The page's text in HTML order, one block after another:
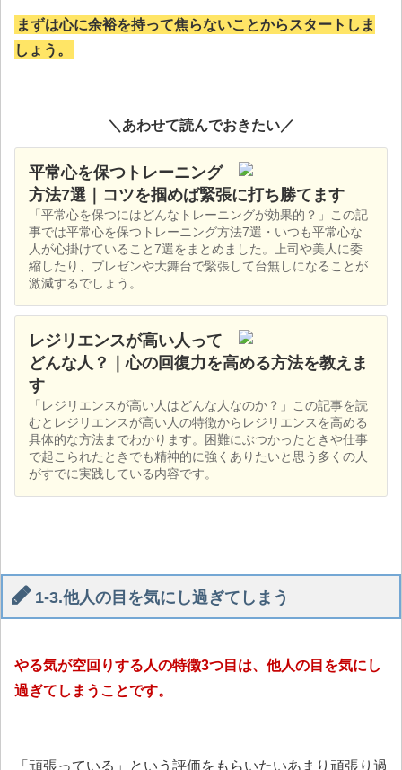
まずは心に余裕を持って焦らないことからスタートしま
しょう。
＼あわせて読んでおきたい／
平常心を保つトレーニング
方法7選｜コツを掴めば緊張に打ち勝てます
「平常心を保つにはどんなトレーニングが効果的？」この記
事では平常心を保つトレーニング方法7選・いつも平常心な
人が心掛けていること7選をまとめました。上司や美人に委
縮したり、プレゼンや大舞台で緊張して台無しになることが
激減するでしょう。
レジリエンスが高い人って
どんな人？｜心の回復力を高める方法を教えま
す
「レジリエンスが高い人はどんな人なのか？」この記事を読
むとレジリエンスが高い人の特徴からレジリエンスを高める
具体的な方法までわかります。困難にぶつかったときや仕事
で起こられたときでも精神的に強くありたいと思う多くの人
がすでに実践している内容です。
1-3.他人の目を気にし過ぎてしまう
やる気が空回りする人の特徴3つ目は、他人の目を気にし
過ぎてしまうことです。
「頑張っている」という評価をもらいたいあまり頑張り過